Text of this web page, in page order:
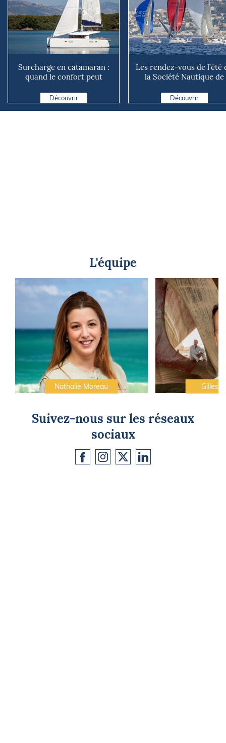
Surcharge en catamaran :
quand le confort peut
Découvrir
Les rendez-vous de l’été
la Société Nautique de
Découvrir
L'équipe
Nathalie Moreau Gilles
Suivez-nous sur les réseaux
sociaux